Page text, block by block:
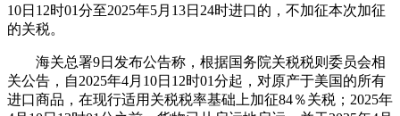
10日12时01分至2025年5月13日24时进口的，不加征本次加征
的关税。
海关总署9日发布公告称，根据国务院关税税则委员会相
关公告，自2025年4月10日12时01分起，对原产于美国的所有
进口商品，在现行适用关税税率基础上加征84％关税；2025年